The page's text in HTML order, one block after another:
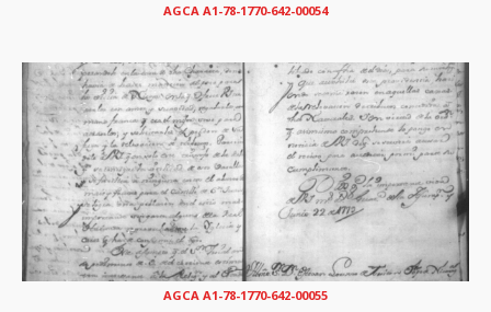
AGCA A1-78-1770-642-00054
AGCA A1-78-1770-642-00055